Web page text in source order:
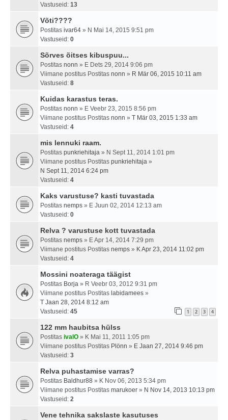
Vastuseid: 13
Võti????
Postitas ivar64 » N Mai 14, 2015 9:51 pm
Vastuseid: 0
Sõrves õitses kibuspuu...
Postitas nonn » E Dets 29, 2014 9:06 pm
Viimane postitus Postitas nonn » R Mär 06, 2015 10:11 am
Vastuseid: 8
Kuidas karastus teras.
Postitas nonn » E Veebr 23, 2015 8:56 pm
Viimane postitus Postitas nonn » T Mär 03, 2015 1:33 am
Vastuseid: 4
mis lennuki raam.
Postitas punkriehitaja » N Sept 11, 2014 1:01 pm
Viimane postitus Postitas punkriehitaja »
N Sept 11, 2014 6:24 pm
Vastuseid: 4
Kaks varustuse? kasti tuvastada
Postitas nemps » E Juun 02, 2014 12:13 am
Vastuseid: 0
Relva ? varustuse kott tuvastada
Postitas nemps » E Apr 14, 2014 7:29 pm
Viimane postitus Postitas nemps » K Apr 23, 2014 11:02 pm
Vastuseid: 4
Mossini noateraga täägist
Postitas Borja » R Veebr 03, 2012 9:31 pm
Viimane postitus Postitas labidamees »
T Jaan 28, 2014 8:12 am
Vastuseid: 45 1 2 3 4
122 mm haubitsa hülss
Postitas ivalO » K Mai 11, 2011 1:05 pm
Viimane postitus Postitas Plönn » E Jaan 27, 2014 9:46 pm
Vastuseid: 3
Relva puhastamise varras?
Postitas Baldhur88 » K Nov 06, 2013 5:34 pm
Viimane postitus Postitas marukoer » N Nov 14, 2013 10:13 pm
Vastuseid: 2
Vene tehnika sakslaste kasutuses